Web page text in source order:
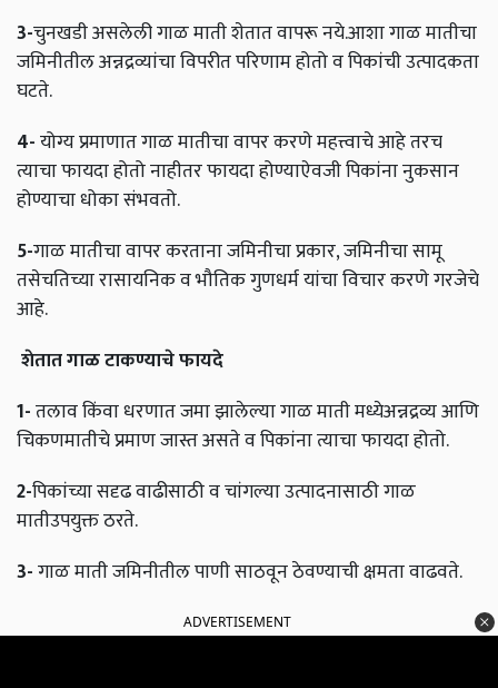
3-चुनखडी असलेली गाळ माती शेतात वापरू नये.आशा गाळ मातीचा
जमिनीतील अन्नद्रव्यांचा विपरीत परिणाम होतो व पिकांची उत्पादकता
घटते.
4-योग्य प्रमाणात गाळ मातीचा वापर करणे महत्त्वाचे आहे तरच
त्याचा फायदा होतो नाहीतर फायदा होण्याऐवजी पिकांना नुकसान
होण्याचा धोका संभवतो.
5-गाळ मातीचा वापर करताना जमिनीचा प्रकार, जमिनीचा सामू
तसेचतिच्या रासायनिक व भौतिक गुणधर्म यांचा विचार करणे गरजेचे
आहे.
शेतातगाळटाकण्याचेफायदे
1-तलाव किंवा धरणात जमा झालेल्या गाळ माती मध्येअन्नद्रव्य आणि
चिकणमातीचे प्रमाण जास्त असते व पिकांना त्याचा फायदा होतो.
2-पिकांच्या सदृढ वाढीसाठी व चांगल्या उत्पादनासाठी गाळ
मातीउपयुक्त ठरते.
3-गाळ माती जमिनीतील पाणी साठवून ठेवण्याची क्षमता वाढवते.
ADVERTISEMENT